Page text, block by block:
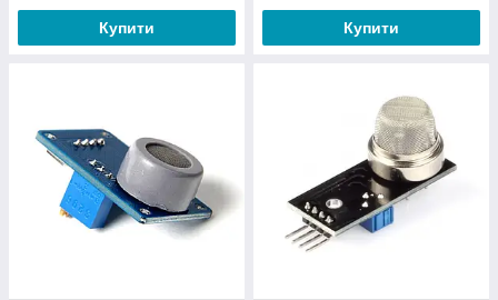
Купити Купити